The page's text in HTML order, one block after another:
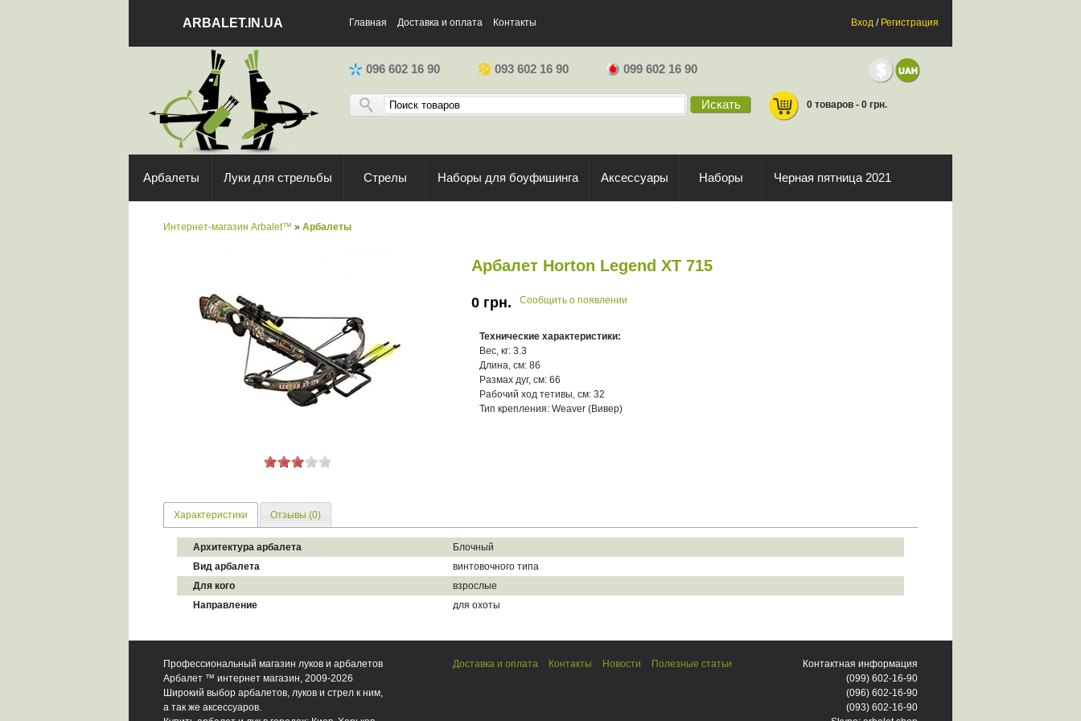
ARBALET.IN.UA Главная Доставка и оплата Контакты Вход / Регистрация
096 602 16 90 093 602 16 90 099 602 16 90
Искать 0 товаров - 0 грн.
Арбалеты Луки для стрельбы Стрелы Наборы для боуфишинга Аксессуары Наборы Черная пятница 2021
Интернет-магазин Arbalet™ » Арбалеты
Арбалет Horton Legend XT 715
0 грн. Сообщить о появлении
Технические характеристики:
Вес, кг: 3.3
Длина, см: 86
Размах дуг, см: 66
Рабочий ход тетивы, см: 32
Тип крепления: Weaver (Вивер)
Характеристики Отзывы (0)
Архитектура арбалета
Блочный
Вид арбалета
винтовочного типа
Для кого
взрослые
Направление
для охоты
Профессиональный магазин луков и арбалетов
Арбалет ™ интернет магазин, 2009-2026
Широкий выбор арбалетов, луков и стрел к ним,
а так же аксессуаров.
Доставка и оплата Контакты Новости Полезные статьи
Контактная информация
(099) 602-16-90
(096) 602-16-90
(093) 602-16-90